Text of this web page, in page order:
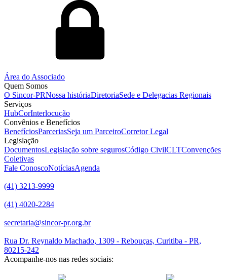
Área do Associado
Quem Somos
O Sincor-PRNossa históriaDiretoriaSede e Delegacias Regionais
Serviços
HubCorInterlocução
Convênios e Benefícios
BenefíciosParceriasSeja um ParceiroCorretor Legal
Legislação
DocumentosLegislação sobre segurosCódigo CivilCLTConvenções
Coletivas
Fale ConoscoNotíciasAgenda
(41) 3213-9999
(41) 4020-2284
secretaria@sincor-pr.org.br
Rua Dr. Reynaldo Machado, 1309 - Rebouças, Curitiba - PR,
80215-242
Acompanhe-nos nas redes sociais: